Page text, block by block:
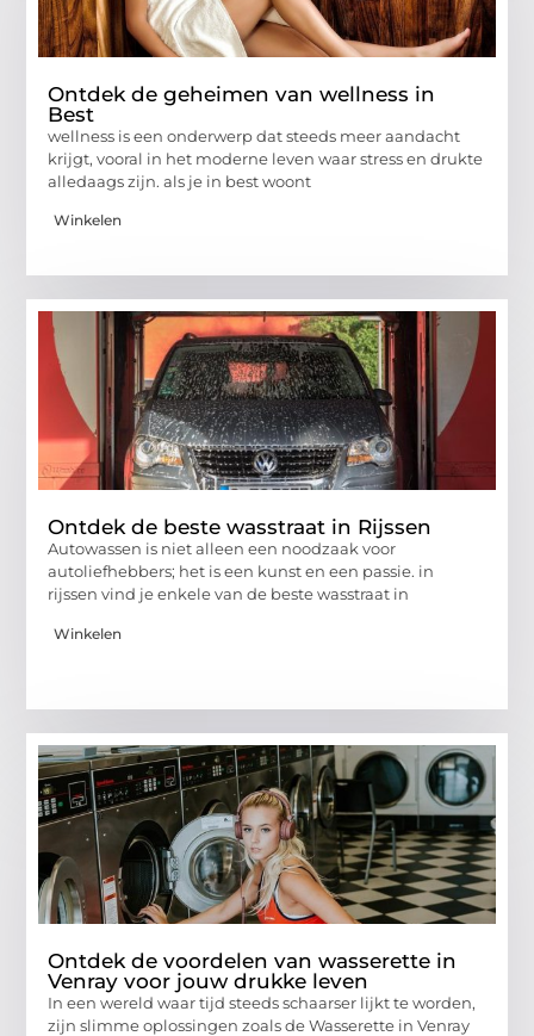
Ontdek de geheimen van wellness in
Best
wellness is een onderwerp dat steeds meer aandacht
krijgt, vooral in het moderne leven waar stress en drukte
alledaags zijn. als je in best woont
Winkelen
Ontdek de beste wasstraat in Rijssen
Autowassen is niet alleen een noodzaak voor
autoliefhebbers; het is een kunst en een passie. in
rijssen vind je enkele van de beste wasstraat in
Winkelen
Ontdek de voordelen van wasserette in
Venray voor jouw drukke leven
In een wereld waar tijd steeds schaarser lijkt te worden,
zijn slimme oplossingen zoals de Wasserette in Venray